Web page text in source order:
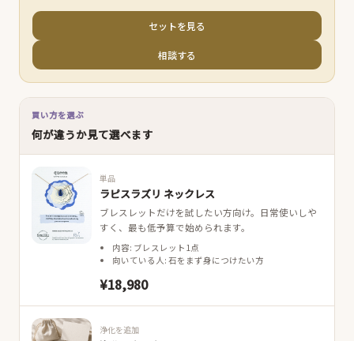
セットを見る
相談する
買い方を選ぶ
何が違うか見て選べます
単品
ラピスラズリ ネックレス
ブレスレットだけを試したい方向け。日常使いしや
すく、最も低予算で始められます。
内容: ブレスレット1点
向いている人: 石をまず身につけたい方
¥18,980
浄化を追加